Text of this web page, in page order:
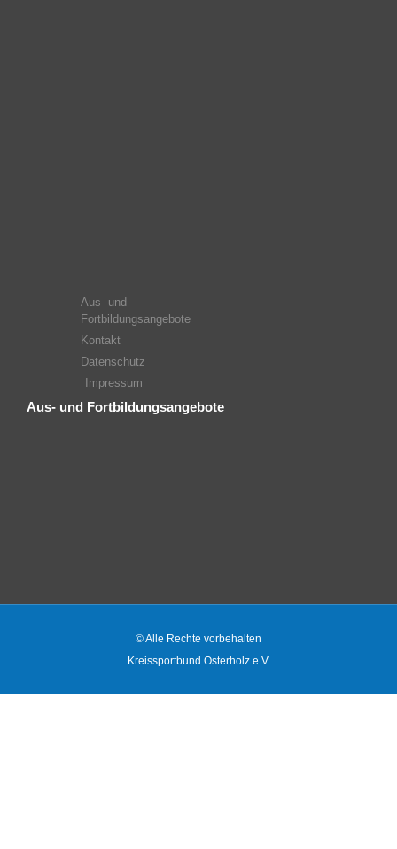
Aus- und
Fortbildungsangebote
Kontakt
Datenschutz
Impressum
Aus- und Fortbildungsangebote
© Alle Rechte vorbehalten
Kreissportbund Osterholz e.V.